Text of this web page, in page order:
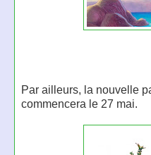
Par ailleurs, la nouvelle
commencera le 27 mai.